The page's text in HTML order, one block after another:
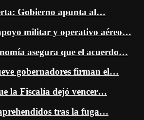
Gobierno apunta al…
militar y operativo aéreo…
asegura que el acuerdo…
gobernadores firman el…
la Fiscalía dejó vencer…
tras la fuga…